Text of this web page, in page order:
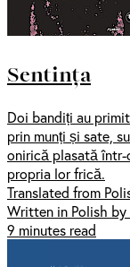
Sentința
Doi bandiți au
prin munți și sate,
onirică plasată într-
propria lor frică.
Translated from
Written in Polish
9 minutes read